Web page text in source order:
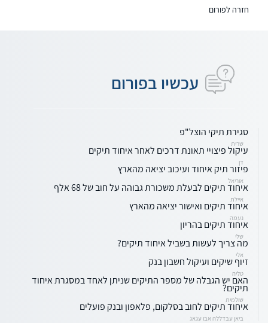
חזרה לפורום
עכשיו בפורום
סגירת תיקי הוצל"פ
שרית
עיקול פיצויי תאונת דרכים לאחר איחוד תיקים
דן
פיזור תיק איחוד ועיכוב יציאה מהארץ
אוריאל
איחוד תיקים לבעלת משכורת גבוהה על חוב של 68 אלף
איילת
איחוד תיקים ואישור יציאה מהארץ
נעמה
איחוד תיקים בהריון
שלי
מה צריך לעשות בשביל איחוד תיקים?
אלי
זיוף שיקים ועיקול חשבון בנק
טליה
האם יש הגבלה של מספר התיקים שניתן לאחד במסגרת איחוד
תיקים?
שולמית
איחוד תיקים לחוב בסלקום, פלאפון ובנק פועלים
ביאן עבדללה אבו עגאג